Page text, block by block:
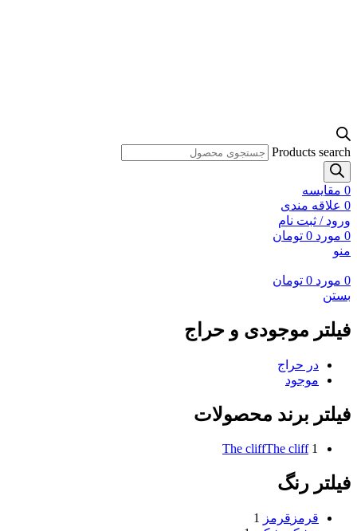
Products search
0 مقايسه
0 علاقه مندی
ورود / ثبت نام
0 مورد 0 تومان
منو
0 مورد 0 تومان
بستن
فیلتر موجودی و حراج
در حراج
موجود
فیلتر برند محصولات
The cliffThe cliff 1
فیلتر رنگ
قرمز قرمز
1